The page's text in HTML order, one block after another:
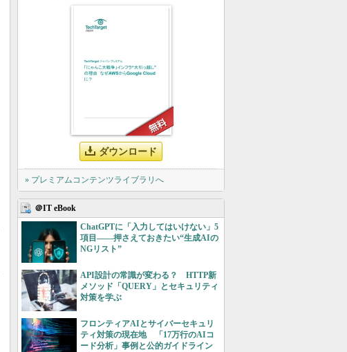
ダウンロード
» プレミアムコンテンツライブラリへ
＠IT eBook
ChatGPTに「入力してはいけない」5
項目――押さえておきたい“生成AIの
NGリスト”
API設計の常識が変わる？ HTTP新
メソッド「QUERY」とセキュリティ
対策を学ぶ
フロンティアAIとサイバーセキュリ
ティ対策の現在地 「17万行のAIコ
ード分析」事例と公的ガイドライン